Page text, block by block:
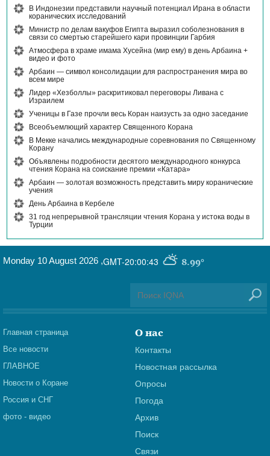
В Индонезии представили научный потенциал Ирана в области
коранических исследований
Министр по делам вакуфов Египта выразил соболезнования в
связи со смертью старейшего кари провинции Гарбия
Атмосфера в храме имама Хусейна (мир ему) в день Арбаина +
видео и фото
Арбаин — символ консолидации для распространения мира во
всем мире
Лидер «Хезболлы» раскритиковал переговоры Ливана с
Израилем
Ученицы в Газе прочли весь Коран наизусть за одно заседание
Всеобъемлющий характер Священного Корана
В Мекке начались международные соревнования по Священному
Корану
Объявлены подробности десятого международного конкурса
чтения Корана на соискание премии «Катара»
Арбаин — золотая возможность представить миру коранические
учения
День Арбаина в Кербеле
31 год непрерывной трансляции чтения Корана у истока воды в
Турции
GMT-20:00:43 8.99°
Monday 10 August 2026 ,
Главная страница
Все новости
ГЛАВНОЕ
Новости о Коране
Россия и СНГ
фото - видео
О нас
Контакты
Новостная рассылка
Опросы
Погода
Архив
Поиск
Связи